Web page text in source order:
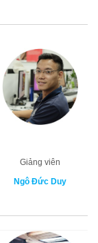
Giảng viên
Ngô Đức Duy